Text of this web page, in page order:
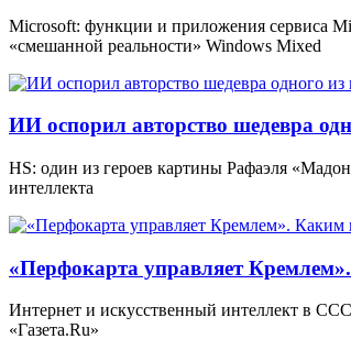
Microsoft: функции и приложения сервиса
«смешанной реальности» Windows Mixed
ИИ оспорил авторство шедевра
HS: один из героев картины Рафаэля
интеллекта
«Перфокарта управляет
Интернет и искусственный интеллект в
«Газета.Ru»